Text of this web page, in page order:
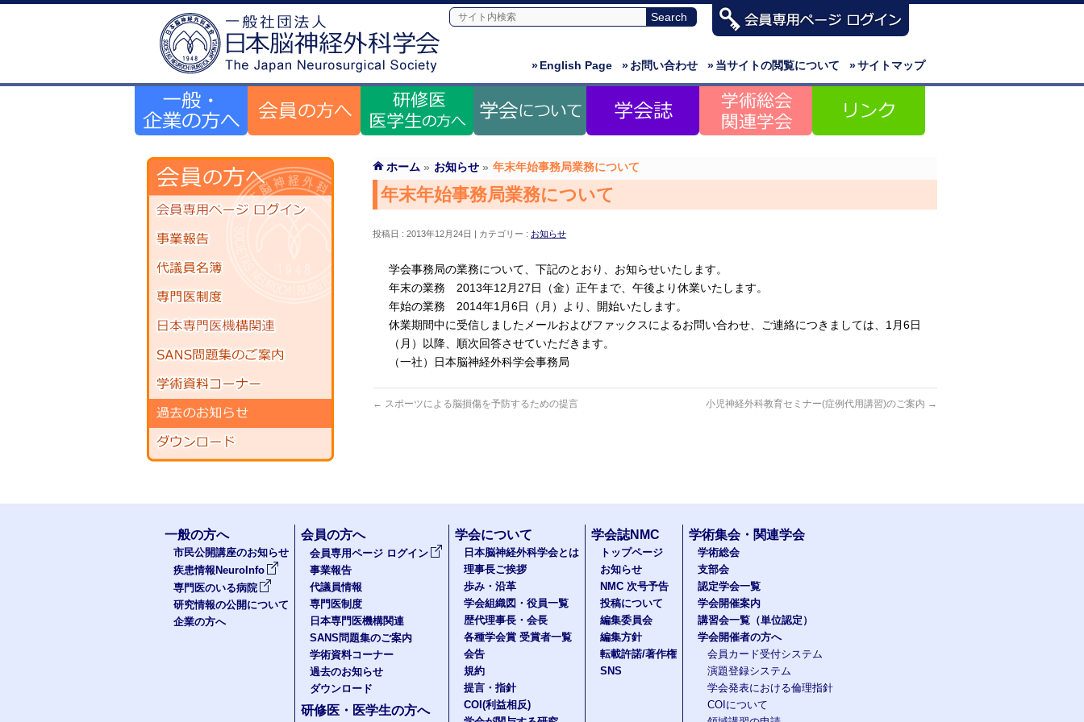
»サイトマップ
»当サイトの閲覧について
»お問い合わせ
»English Page
ホーム » お知らせ » 年末年始事務局業務について
年末年始事務局業務について
投稿日 : 2013年12月24日 カテゴリー : お知らせ
学会事務局の業務について、下記のとおり、お知らせいたします。
年末の業務 2013年12月27日（金）正午まで、午後より休業いたします。
年始の業務 2014年1月6日（月）より、開始いたします。
休業期間中に受信しましたメールおよびファックスによるお問い合わせ、ご連絡につきましては、1月6日
（月）以降、順次回答させていただきます。
（一社）日本脳神経外科学会事務局
← スポーツによる脳損傷を予防するための提言 小児神経外科教育セミナー(症例代用講習)のご案内 →
一般の方へ
市民公開講座のお知らせ
疾患情報NeuroInfo
専門医のいる病院
研究情報の公開について
企業の方へ
会員の方へ
会員専用ページ ログイン
事業報告
代議員情報
専門医制度
日本専門医機構関連
SANS問題集のご案内
学術資料コーナー
過去のお知らせ
ダウンロード
研修医・医学生の方へ
学会について
日本脳神経外科学会とは
理事長ご挨拶
歩み・沿革
学会組織図・役員一覧
歴代理事長・会長
各種学会賞 受賞者一覧
会告
規約
提言・指針
COI(利益相反)
学会誌NMC
トップページ
お知らせ
NMC 次号予告
投稿について
編集委員会
編集方針
転載許諾/著作権
SNS
学術集会・関連学会
学術総会
支部会
認定学会一覧
学会開催案内
講習会一覧（単位認定）
学会開催者の方へ
会員カード受付システム
演題登録システム
学会発表における倫理指針
COIについて